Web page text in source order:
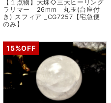
【１点物】大珠◇三大ヒーリング
ラリマー 26mm 丸玉(台座付
き) スフィア _CG7257【宅急便
のみ】
15%OFF